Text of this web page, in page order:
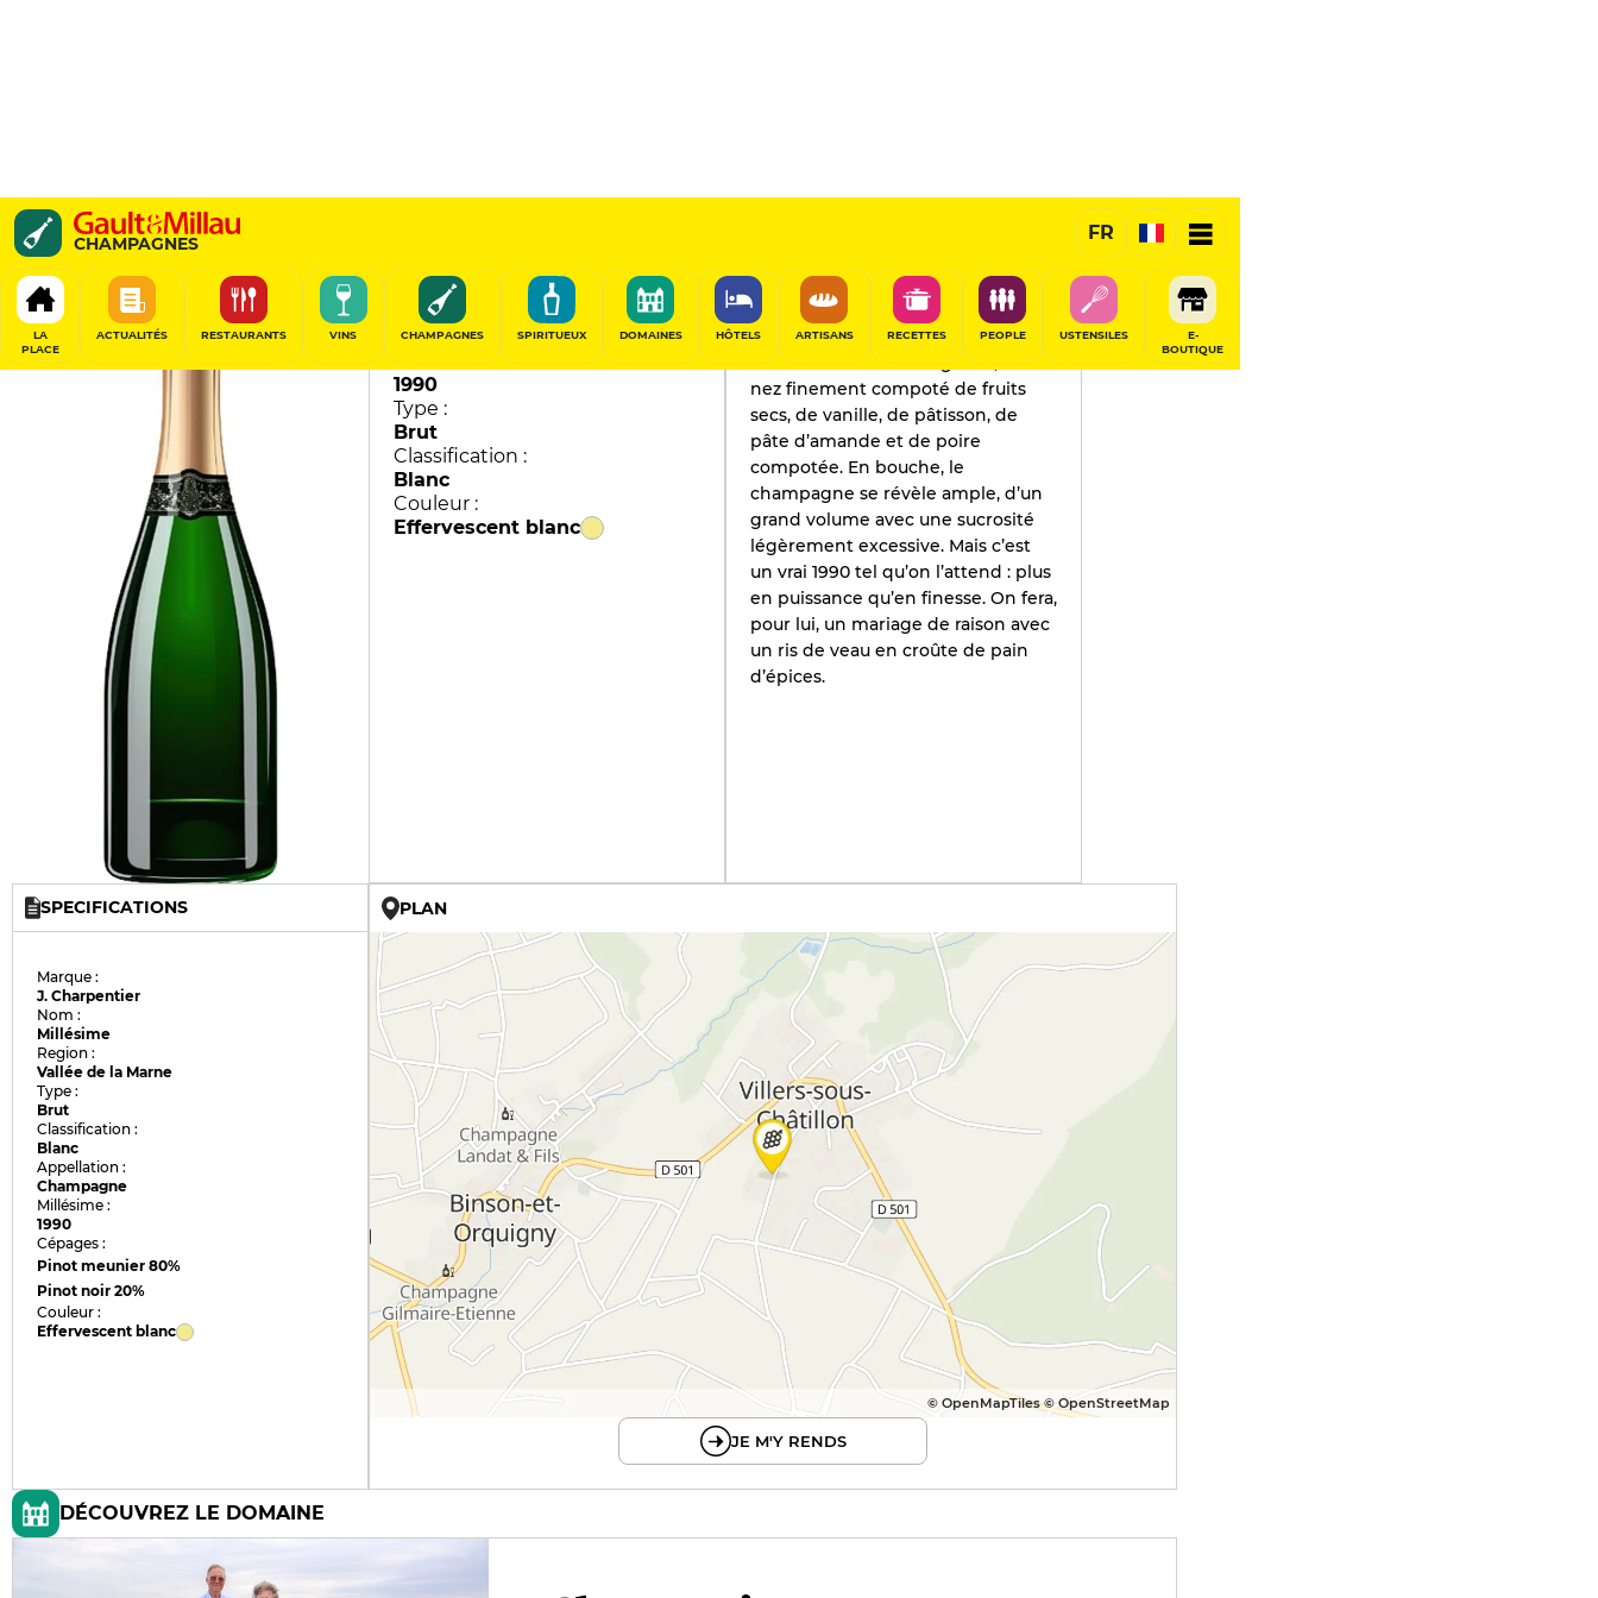
CHAMPAGNES
FR
LA
PLACE
ACTUALITÉS RESTAURANTS VINS CHAMPAGNES SPIRITUEUX DOMAINES HÔTELS ARTISANS RECETTES PEOPLE USTENSILES
E-
BOUTIQUE
Millésime
J. Charpentier
PARTAGER
91/100
Champagne
Millésime :
1990
Type :
Brut
Classification :
Blanc
Couleur :
Effervescent blanc
L'AVIS DE GAULT&MILLAU
2020
La couleur est un rien grisée, et le
nez finement compoté de fruits
secs, de vanille, de pâtisson, de
pâte d’amande et de poire
compotée. En bouche, le
champagne se révèle ample, d’un
grand volume avec une sucrosité
légèrement excessive. Mais c’est
un vrai 1990 tel qu’on l’attend : plus
en puissance qu’en finesse. On fera,
pour lui, un mariage de raison avec
un ris de veau en croûte de pain
d’épices.
SPECIFICATIONS
Marque :
J. Charpentier
Nom :
Millésime
Region :
Vallée de la Marne
Type :
Brut
Classification :
Blanc
Appellation :
Champagne
Millésime :
1990
Cépages :
Pinot meunier80%
Pinot noir20%
Couleur :
Effervescent blanc
PLAN
© OpenMapTiles © OpenStreetMap
JE M'Y RENDS
DÉCOUVREZ LE DOMAINE